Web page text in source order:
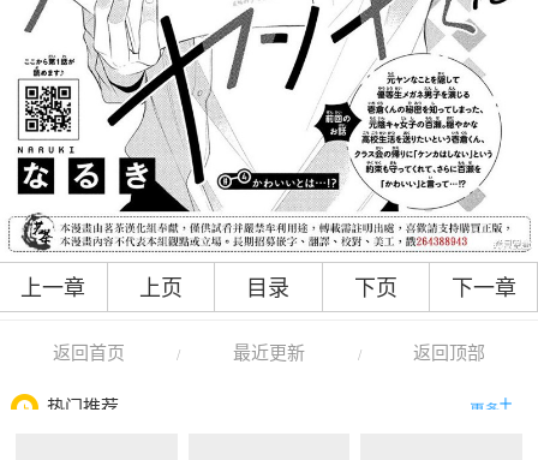
上一章 上页 目录 下页 下一章
返回首页 / 最近更新 / 返回顶部
热门推荐